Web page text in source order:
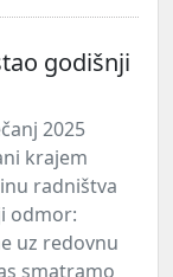
godišnji
2025
krajem
radništva
odmor:
uz redovnu
smatramo